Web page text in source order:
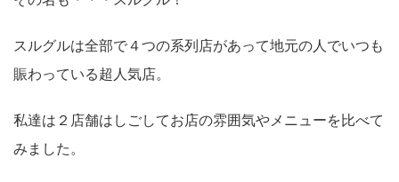
スルグルは全部で４つの系列店があって地元の人でいつも
賑わっている超人気店。
私達は２店舗はしごしてお店の雰囲気やメニューを比べて
みました。